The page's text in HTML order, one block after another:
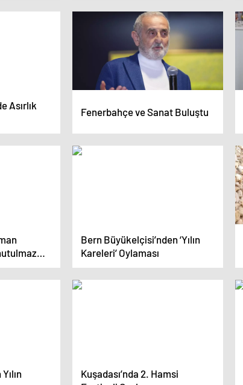
Asırlık
Fenerbahçe ve Sanat Buluştu
Bern Büyükelçisi’nden ‘Yılın
Kareleri’ Oylaması
Kuşadası’nda 2. Hamsi